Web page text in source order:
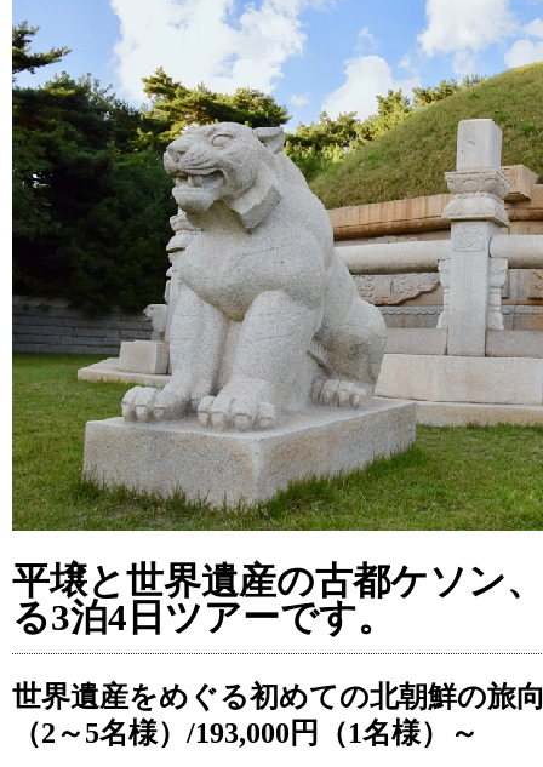
平壌と世界遺産の古都ケソン
る3泊4日ツアーです。
世界遺産をめぐる初めての北朝鮮の旅
（2～5名様）/193,000円（1名様）～